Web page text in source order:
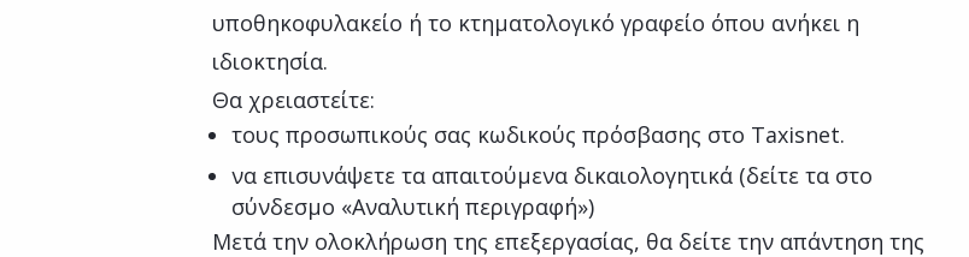
υποθηκοφυλακείο ή το κτηματολογικό γραφείο όπου ανήκει η
ιδιοκτησία.
Θα χρειαστείτε:
τους προσωπικούς σας κωδικούς πρόσβασης στο Taxisnet.
να επισυνάψετε τα απαιτούμενα δικαιολογητικά (δείτε τα στο
σύνδεσμο «Αναλυτική περιγραφή»)
Μετά την ολοκλήρωση της επεξεργασίας, θα δείτε την απάντηση της